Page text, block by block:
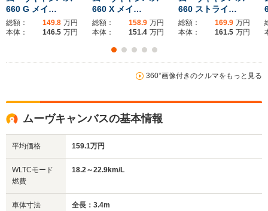
660 G メイ…
総額： 149.8 万円
本体：
146.5 万円
660 X メイ…
総額： 158.9 万円
本体：
151.4 万円
660 ストライ…
総額： 169.9 万円
本体：
161.5 万円
360°画像付きのクルマをもっと見る
ムーヴキャンバスの基本情報
平均価格 159.1万円
WLTCモード
燃費
18.2～22.9km/L
車体寸法
全長：3.4m